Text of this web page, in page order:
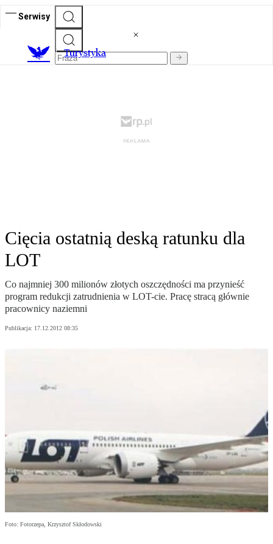
Serwisy
Turystyka
Cięcia ostatnią deską ratunku dla
LOT
Co najmniej 300 milionów złotych oszczędności ma przynieść
program redukcji zatrudnienia w LOT-cie. Pracę stracą głównie
pracownicy naziemni
Publikacja: 17.12.2012 08:35
Foto: Fotorzepa, Krzysztof Skłodowski